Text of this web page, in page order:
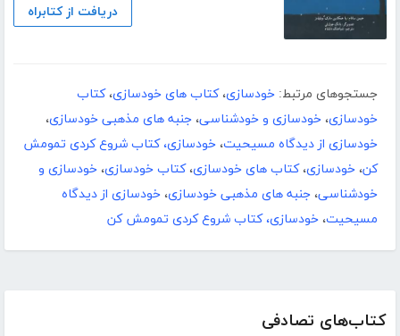
کتاب‌های تصادفی
دریافت از کتابراه
جستجوهای مرتبط: خودسازی،کتاب های خودسازی،کتاب
خودسازی، خودسازی و خودشناسی، جنبه های مذهبی خودسازی،
خودسازی از دیدگاه مسیحیت، خودسازی، کتاب شروع کردی تمومش
کن، خودسازی،کتاب های خودسازی،کتاب خودسازی، خودسازی و
خودشناسی، جنبه های مذهبی خودسازی، خودسازی از دیدگاه
مسیحیت، خودسازی، کتاب شروع کردی تمومش کن